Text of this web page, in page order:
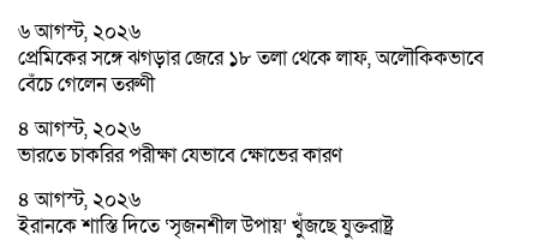
৬ আগস্ট, ২০২৬
প্রেমিকের সঙ্গে ঝগড়ার জেরে ১৮ তলা থেকে লাফ, অলৌকিকভাবে
বেঁচে গেলেন তরুণী
৪ আগস্ট, ২০২৬
ভারতে চাকরির পরীক্ষা যেভাবে ক্ষোভের কারণ
৪ আগস্ট, ২০২৬
ইরানকে শাস্তি দিতে ‘সৃজনশীল উপায়’ খুঁজছে যুক্তরাষ্ট্র